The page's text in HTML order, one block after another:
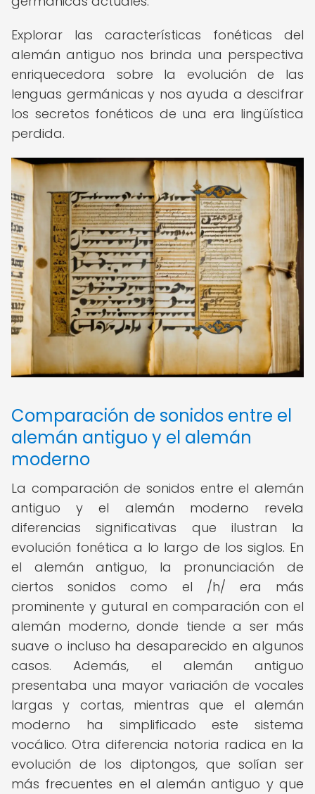
Explorar las características fonéticas del
alemán antiguo nos brinda una perspectiva
enriquecedora sobre la evolución de las
lenguas germánicas y nos ayuda a descifrar
los secretos fonéticos de una era lingüística
perdida.
Comparación de sonidos entre el
alemán antiguo y el alemán
moderno
La comparación de sonidos entre el alemán
antiguo y el alemán moderno revela
diferencias significativas que ilustran la
evolución fonética a lo largo de los siglos. En
el alemán antiguo, la pronunciación de
ciertos sonidos como el /h/ era más
prominente y gutural en comparación con el
alemán moderno, donde tiende a ser más
suave o incluso ha desaparecido en algunos
casos. Además, el alemán antiguo
presentaba una mayor variación de vocales
largas y cortas, mientras que el alemán
moderno ha simplificado este sistema
vocálico. Otra diferencia notoria radica en la
evolución de los diptongos, que solían ser
más frecuentes en el alemán antiguo y que